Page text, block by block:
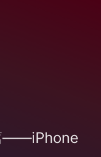
——iPhone